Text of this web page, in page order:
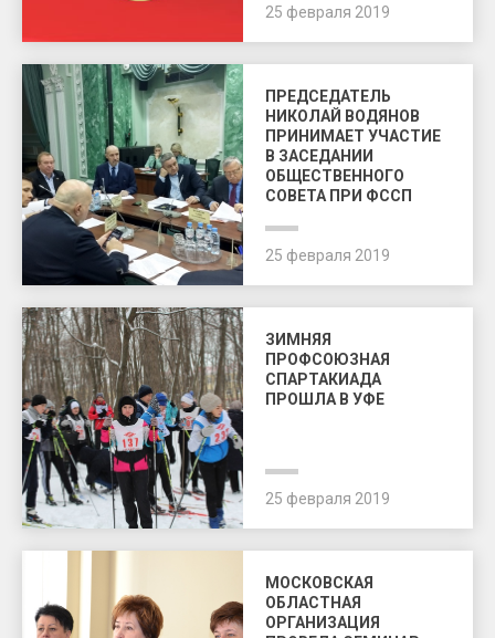
25 февраля 2019
ПРЕДСЕДАТЕЛЬ
НИКОЛАЙ ВОДЯНОВ
ПРИНИМАЕТ УЧАСТИЕ
В ЗАСЕДАНИИ
ОБЩЕСТВЕННОГО
СОВЕТА ПРИ ФССП
25 февраля 2019
ЗИМНЯЯ
ПРОФСОЮЗНАЯ
СПАРТАКИАДА
ПРОШЛА В УФЕ
25 февраля 2019
МОСКОВСКАЯ
ОБЛАСТНАЯ
ОРГАНИЗАЦИЯ